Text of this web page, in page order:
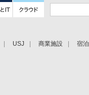
USJ 商業施設 宿泊